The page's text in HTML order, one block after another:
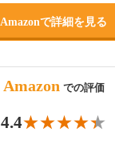
Amazonで詳細を見る
Amazon での評価
4.4